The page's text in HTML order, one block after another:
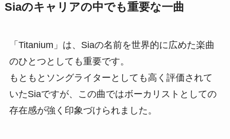
Siaのキャリアの中でも重要な一曲
「Titanium」は、Siaの名前を世界的に広めた楽曲
のひとつとしても重要です。
もともとソングライターとしても高く評価されて
いたSiaですが、この曲ではボーカリストとしての
存在感が強く印象づけられました。